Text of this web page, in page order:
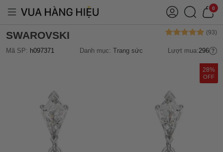
0
SWAROVSKI
Mã SP: h097371 Danh mục: Trang sức Lượt mua:296
28%
OFF